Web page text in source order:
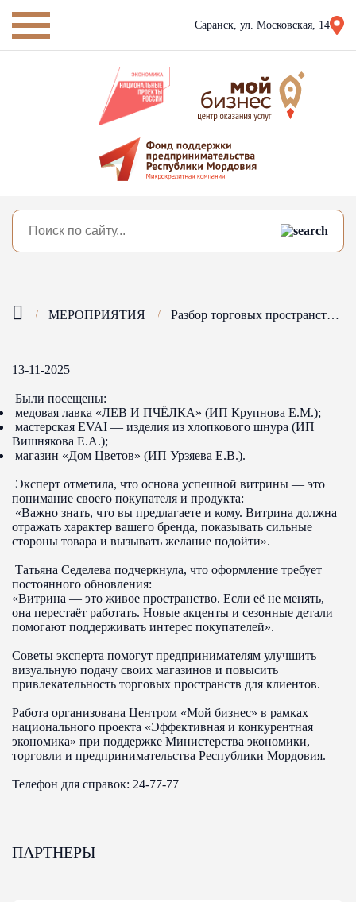
Саранск, ул. Московская, 14
МЕРОПРИЯТИЯ Разбор торговых пространств с экспертом по витринистике
13-11-2025
Были посещены:
медовая лавка «ЛЕВ И ПЧЁЛКА» (ИП Крупнова Е.М.);
мастерская EVAI — изделия из хлопкового шнура (ИП
Вишнякова Е.А.);
магазин «Дом Цветов» (ИП Урзяева Е.В.).
Эксперт отметила, что основа успешной витрины — это
понимание своего покупателя и продукта:
«Важно знать, что вы предлагаете и кому. Витрина должна
отражать характер вашего бренда, показывать сильные
стороны товара и вызывать желание подойти».
Татьяна Седелева подчеркнула, что оформление требует
постоянного обновления:
«Витрина — это живое пространство. Если её не менять,
она перестаёт работать. Новые акценты и сезонные детали
помогают поддерживать интерес покупателей».
Советы эксперта помогут предпринимателям улучшить
визуальную подачу своих магазинов и повысить
привлекательность торговых пространств для клиентов.
Работа организована Центром «Мой бизнес» в рамках
национального проекта «Эффективная и конкурентная
экономика» при поддержке Министерства экономики,
торговли и предпринимательства Республики Мордовия.
Телефон для справок: 24-77-77
ПАРТНЕРЫ